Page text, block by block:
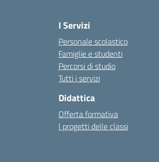
I Servizi
Personale scolastico
Famiglie e studenti
Percorsi di studio
Tutti i servizi
Didattica
Offerta formativa
I progetti delle classi